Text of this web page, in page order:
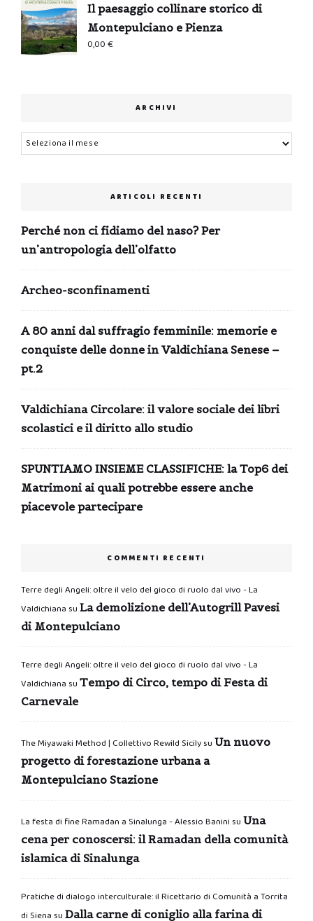
Il paesaggio collinare storico di
Montepulciano e Pienza
0,00€
ARCHIVI
Archivi
ARTICOLI RECENTI
Perché non ci fidiamo del naso? Per
un’antropologia dell’olfatto
Archeo-sconfinamenti
A 80 anni dal suffragio femminile: memorie e
conquiste delle donne in Valdichiana Senese –
pt.2
Valdichiana Circolare: il valore sociale dei libri
scolastici e il diritto allo studio
SPUNTIAMO INSIEME CLASSIFICHE: la Top6 dei
Matrimoni ai quali potrebbe essere anche
piacevole partecipare
COMMENTI RECENTI
Terre degli Angeli: oltre il velo del gioco di ruolo dal vivo - La
Valdichiana su La demolizione dell’Autogrill Pavesi
di Montepulciano
Terre degli Angeli: oltre il velo del gioco di ruolo dal vivo - La
Valdichiana su Tempo di Circo, tempo di Festa di
Carnevale
The Miyawaki Method | Collettivo Rewild Sicilysu Un nuovo
progetto di forestazione urbana a
Montepulciano Stazione
La festa di fine Ramadan a Sinalunga - Alessio Banini su Una
cena per conoscersi: il Ramadan della comunità
islamica di Sinalunga
Pratiche di dialogo interculturale: il Ricettario di Comunità a Torrita
di Siena su Dalla carne di coniglio alla farina di